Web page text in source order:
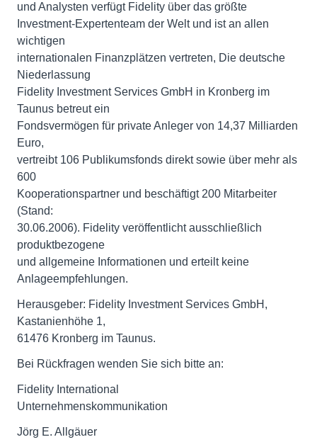
und Analysten verfügt Fidelity über das größte
Investment-Expertenteam der Welt und ist an allen
wichtigen
internationalen Finanzplätzen vertreten, Die deutsche
Niederlassung
Fidelity Investment Services GmbH in Kronberg im
Taunus betreut ein
Fondsvermögen für private Anleger von 14,37 Milliarden
Euro,
vertreibt 106 Publikumsfonds direkt sowie über mehr als
600
Kooperationspartner und beschäftigt 200 Mitarbeiter
(Stand:
30.06.2006). Fidelity veröffentlicht ausschließlich
produktbezogene
und allgemeine Informationen und erteilt keine
Anlageempfehlungen.
Herausgeber: Fidelity Investment Services GmbH,
Kastanienhöhe 1,
61476 Kronberg im Taunus.
Bei Rückfragen wenden Sie sich bitte an:
Fidelity International
Unternehmenskommunikation
Jörg E. Allgäuer